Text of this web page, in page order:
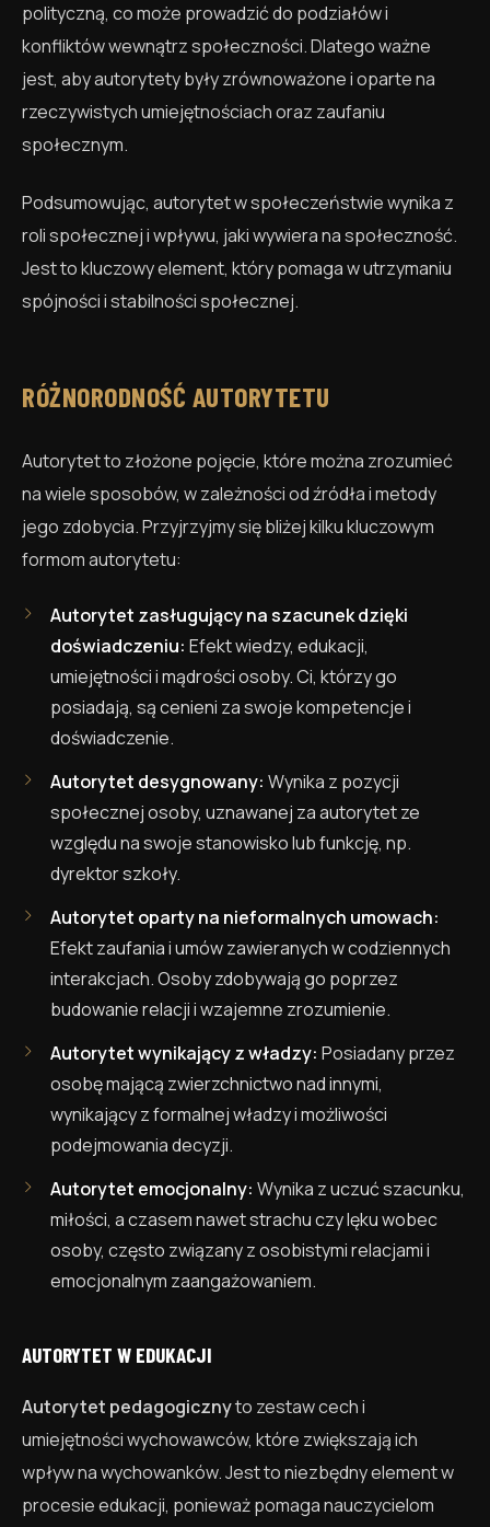
polityczną, co może prowadzić do podziałów i
konfliktów wewnątrz społeczności. Dlatego ważne
jest, aby autorytety były zrównoważone i oparte na
rzeczywistych umiejętnościach oraz zaufaniu
społecznym.
Podsumowując, autorytet w społeczeństwie wynika z
roli społecznej i wpływu, jaki wywiera na społeczność.
Jest to kluczowy element, który pomaga w utrzymaniu
spójności i stabilności społecznej.
RÓŻNORODNOŚĆ AUTORYTETU
Autorytet to złożone pojęcie, które można zrozumieć
na wiele sposobów, w zależności od źródła i metody
jego zdobycia. Przyjrzyjmy się bliżej kilku kluczowym
formom autorytetu:
Autorytet zasługujący na szacunek dzięki
doświadczeniu: Efekt wiedzy, edukacji,
umiejętności i mądrości osoby. Ci, którzy go
posiadają, są cenieni za swoje kompetencje i
doświadczenie.
Autorytet desygnowany: Wynika z pozycji
społecznej osoby, uznawanej za autorytet ze
względu na swoje stanowisko lub funkcję, np.
dyrektor szkoły.
Autorytet oparty na nieformalnych umowach:
Efekt zaufania i umów zawieranych w codziennych
interakcjach. Osoby zdobywają go poprzez
budowanie relacji i wzajemne zrozumienie.
Autorytet wynikający z władzy: Posiadany przez
osobę mającą zwierzchnictwo nad innymi,
wynikający z formalnej władzy i możliwości
podejmowania decyzji.
Autorytet emocjonalny: Wynika z uczuć szacunku,
miłości, a czasem nawet strachu czy lęku wobec
osoby, często związany z osobistymi relacjami i
emocjonalnym zaangażowaniem.
AUTORYTET W EDUKACJI
Autorytet pedagogicznyto zestaw cech i
umiejętności wychowawców, które zwiększają ich
wpływ na wychowanków. Jest to niezbędny element w
procesie edukacji, ponieważ pomaga nauczycielom